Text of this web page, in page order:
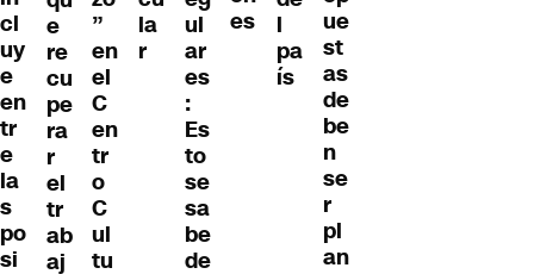
cl
uy
e
en
tr
e
la
s
po
si
e
re
cu
pe
ra
r
el
tr
ab
aj
”
en
el
C
en
tr
o
C
ul
tu
la
r
ul
ar
es
:
Es
to
se
sa
be
de
es
l
pa
ís
ue
st
as
de
be
n
se
r
pl
an